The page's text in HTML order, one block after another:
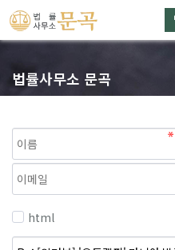
법률사무소 문곡
html